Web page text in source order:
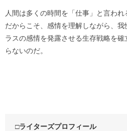
人間は多くの時間を「仕事」と言われ
だからこそ、感情を理解しながら、
ラスの感情を発露させる生存戦略を
らないのだ。
□ライターズプロフィール